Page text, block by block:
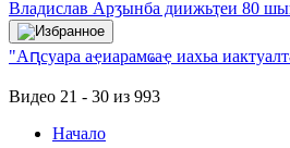
Владислав Арӡынба диижьҭеи 80
"Аԥсуара аҿиарамҩаҿ иахьа
Видео 21 - 30 из 993
Начало